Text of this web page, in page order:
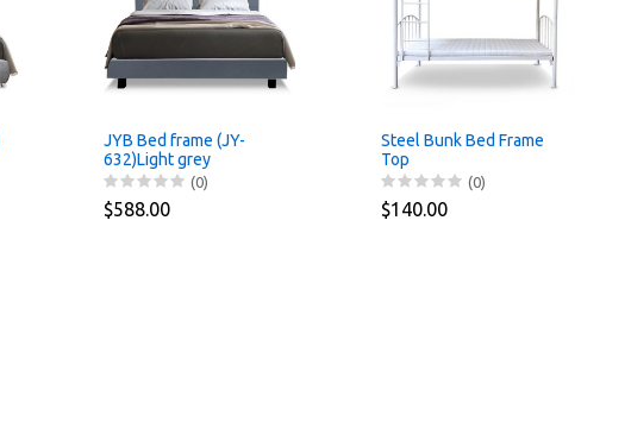
JYB Bed frame (JY-
632)Light grey
180x200cm (0)
$588.00
Steel Bunk Bed Frame
Top
(0)
$140.00